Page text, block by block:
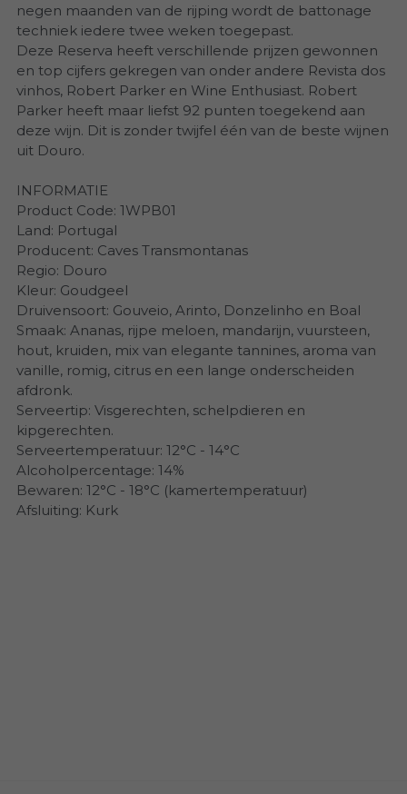
Vértice
XXVI Talhas
negen maanden van de rijping wordt de battonage
techniek iedere twee weken toegepast.
Deze Reserva heeft verschillende prijzen gewonnen
en top cijfers gekregen van onder andere Revista dos
vinhos, Robert Parker en Wine Enthusiast. Robert
Parker heeft maar liefst 92 punten toegekend aan
deze wijn. Dit is zonder twijfel één van de beste wijnen
uit Douro.
INFORMATIE
Product Code: 1WPB01
Land: Portugal
Producent: Caves Transmontanas
Regio: Douro
Kleur: Goudgeel
Druivensoort: Gouveio, Arinto, Donzelinho en Boal
Smaak: Ananas, rijpe meloen, mandarijn, vuursteen,
hout, kruiden, mix van elegante tannines, aroma van
vanille, romig, citrus en een lange onderscheiden
afdronk.
Serveertip: Visgerechten, schelpdieren en
kipgerechten.
Serveertemperatuur: 12°C - 14°C
Alcoholpercentage: 14%
Bewaren: 12°C - 18°C (kamertemperatuur)
Afsluiting: Kurk